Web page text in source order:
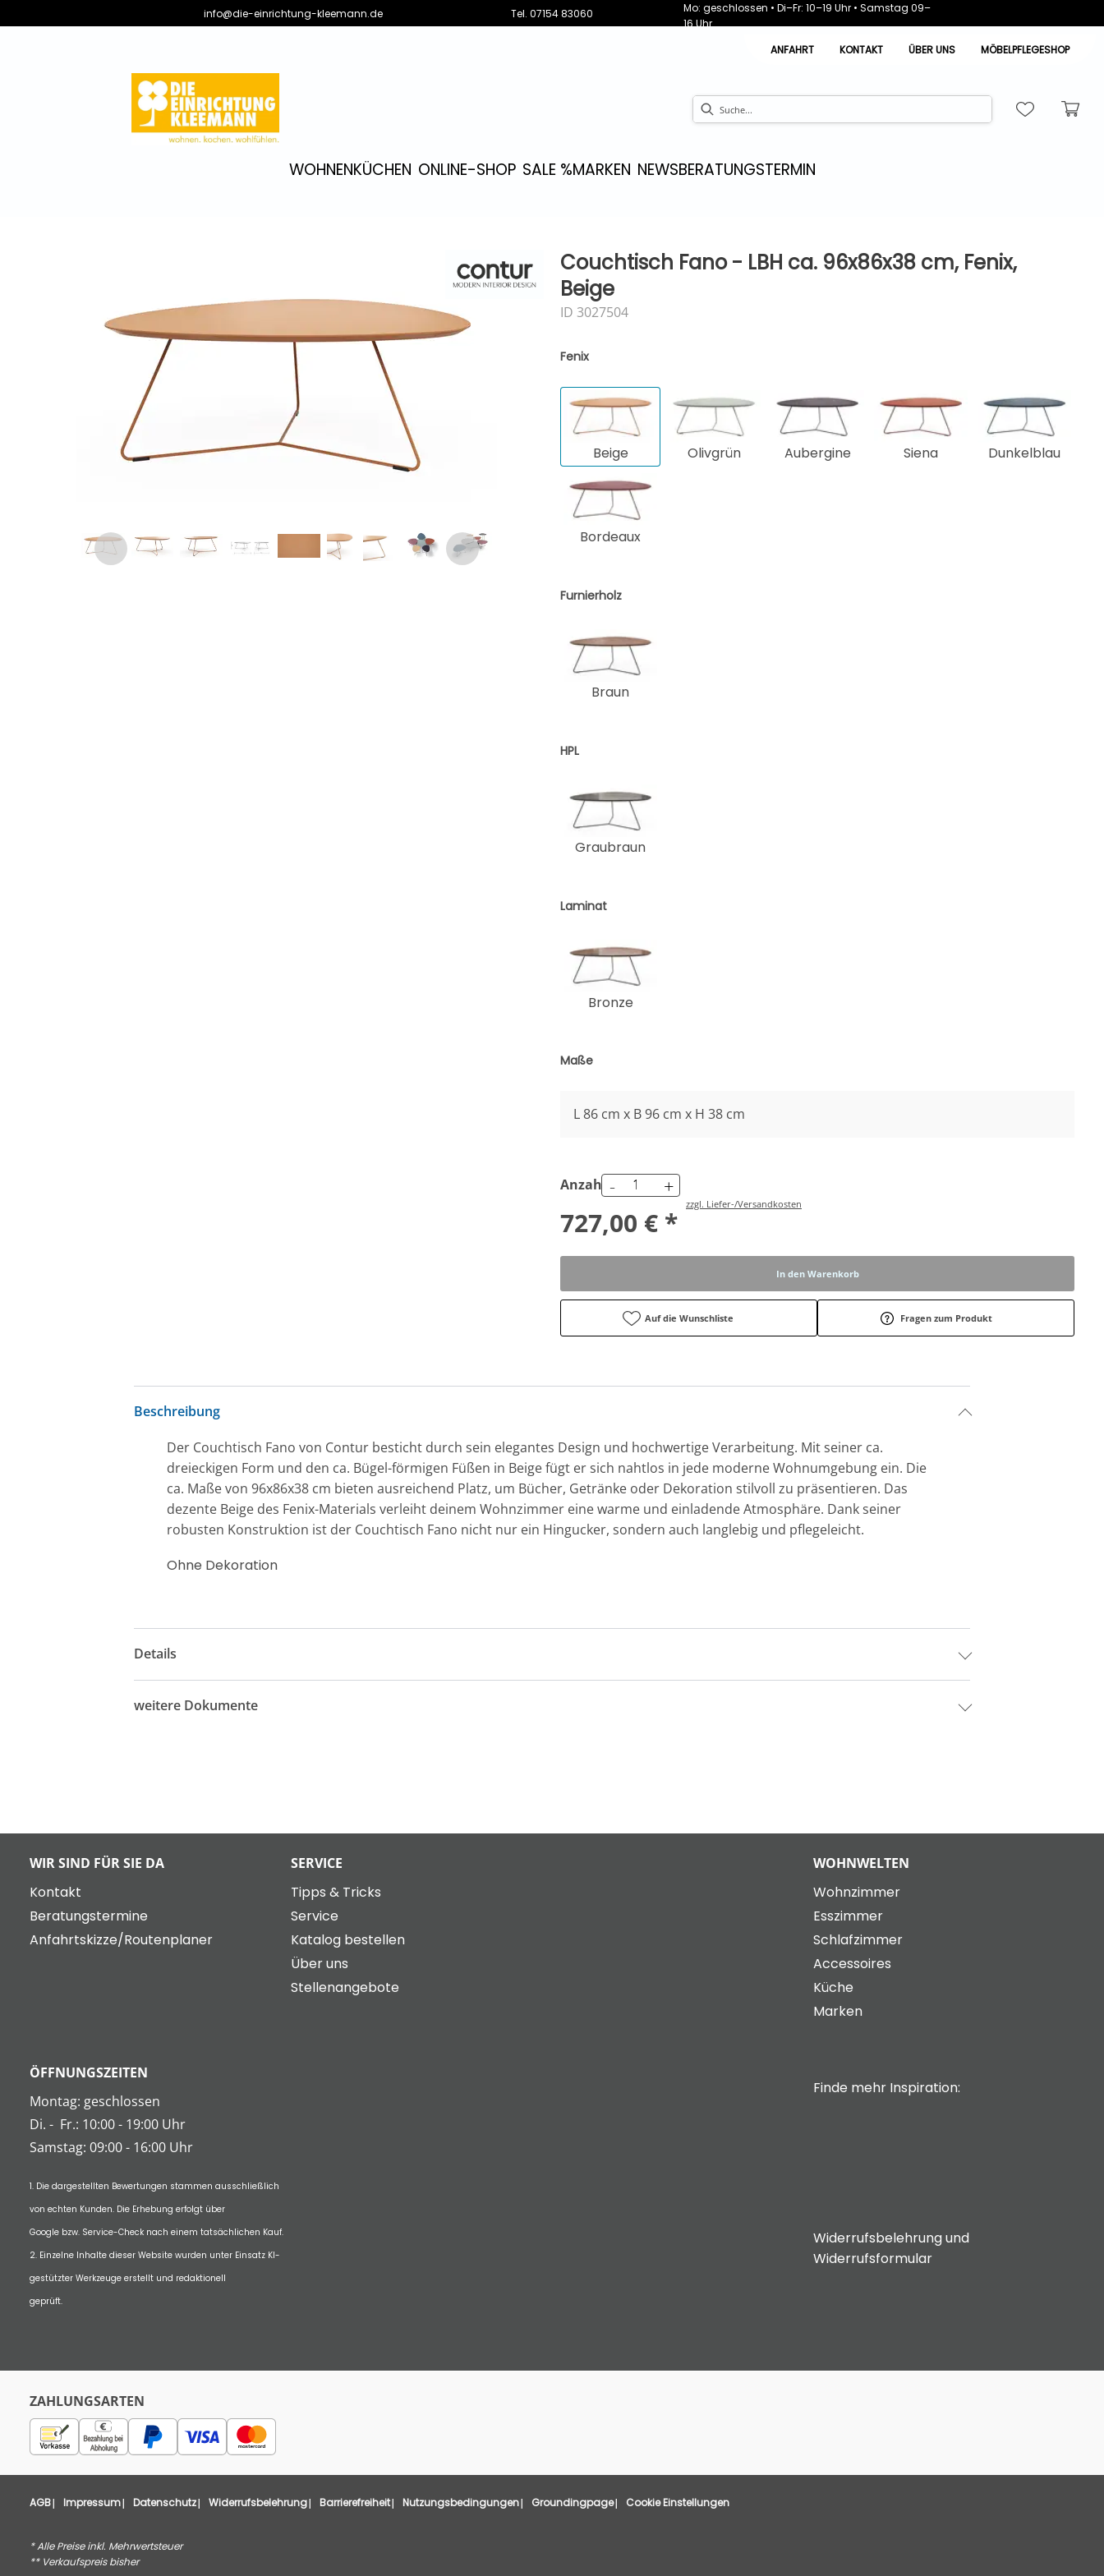
info@die-einrichtung-kleemann.de Tel. 07154 83060
Mo: geschlossen • Di–Fr: 10–19 Uhr • Samstag 09–
16 Uhr
ANFAHRT
KONTAKT ÜBER UNS MÖBELPFLEGESHOP
WOHNENKÜCHEN ONLINE-SHOP SALE %MARKEN NEWSBERATUNGSTERMIN
Couchtisch Fano - LBH ca. 96x86x38 cm, Fenix,
Beige
ID 3027504
Fenix
Beige Olivgrün Aubergine Siena Dunkelblau
Bordeaux
Furnierholz
Braun
HPL
Graubraun
Laminat
Bronze
Maße
L 86 cm x B 96 cm x H 38 cm
Anzahl - +
727,00 € *
zzgl. Liefer-/Versandkosten
In den Warenkorb
Auf die Wunschliste Fragen zum Produkt
Beschreibung
Der Couchtisch Fano von Contur besticht durch sein elegantes Design und hochwertige Verarbeitung. Mit seiner ca.
dreieckigen Form und den ca. Bügel-förmigen Füßen in Beige fügt er sich nahtlos in jede moderne Wohnumgebung ein. Die
ca. Maße von 96x86x38 cm bieten ausreichend Platz, um Bücher, Getränke oder Dekoration stilvoll zu präsentieren. Das
dezente Beige des Fenix-Materials verleiht deinem Wohnzimmer eine warme und einladende Atmosphäre. Dank seiner
robusten Konstruktion ist der Couchtisch Fano nicht nur ein Hingucker, sondern auch langlebig und pflegeleicht.
Ohne Dekoration
Details
weitere Dokumente
WIR SIND FÜR SIE DA
Kontakt
Beratungstermine
Anfahrtskizze/Routenplaner
SERVICE
Tipps & Tricks
Service
Katalog bestellen
Über uns
Stellenangebote
WOHNWELTEN
Wohnzimmer
Esszimmer
Schlafzimmer
Accessoires
Küche
Marken
ÖFFNUNGSZEITEN
Montag: geschlossen
Di. - Fr.: 10:00 - 19:00 Uhr
Samstag: 09:00 - 16:00 Uhr
1. Die dargestellten Bewertungen stammen ausschließlich
von echten Kunden. Die Erhebung erfolgt über
Google bzw. Service-Check nach einem tatsächlichen Kauf.
2. Einzelne Inhalte dieser Website wurden unter Einsatz KI-
gestützter Werkzeuge erstellt und redaktionell
geprüft.
Finde mehr Inspiration:
Widerrufsbelehrung und
Widerrufsformular
ZAHLUNGSARTEN
AGB Impressum Datenschutz Widerrufsbelehrung Barrierefreiheit Nutzungsbedingungen Groundingpage Cookie Einstellungen
* Alle Preise inkl. Mehrwertsteuer
** Verkaufspreis bisher